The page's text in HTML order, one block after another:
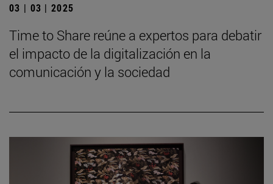
03 | 03 | 2025
Time to Share reúne a expertos para debatir
el impacto de la digitalización en la
comunicación y la sociedad